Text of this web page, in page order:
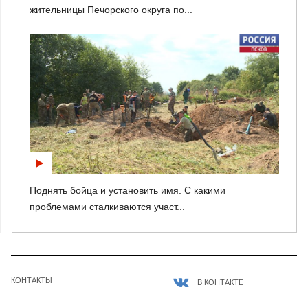
жительницы Печорского округа по...
Поднять бойца и установить имя. С какими
проблемами сталкиваются участ...
КОНТАКТЫ В КОНТАКТЕ